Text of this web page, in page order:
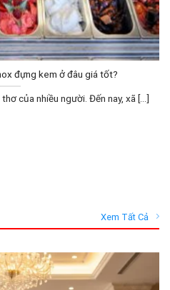
đựng kem ở đâu giá tốt?
của nhiều người. Đến nay, xã [...]
Xem Tất Cả